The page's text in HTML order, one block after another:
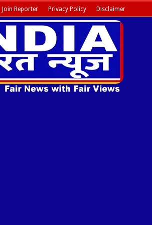
Join Reporter Privacy Policy Disclaimer